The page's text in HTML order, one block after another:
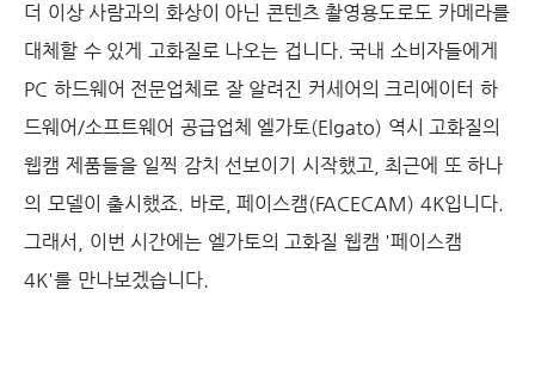
더 이상 사람과의 화상이 아닌 콘텐츠 촬영용도로도 카메라를
대체할 수 있게 고화질로 나오는 겁니다. 국내 소비자들에게
PC 하드웨어 전문업체로 잘 알려진 커세어의 크리에이터 하
드웨어/소프트웨어 공급업체 엘가토(Elgato) 역시 고화질의
웹캠 제품들을 일찍 감치 선보이기 시작했고, 최근에 또 하나
의 모델이 출시했죠. 바로, 페이스캠(FACECAM) 4K입니다.
그래서, 이번 시간에는 엘가토의 고화질 웹캠 '페이스캠
4K'를 만나보겠습니다.